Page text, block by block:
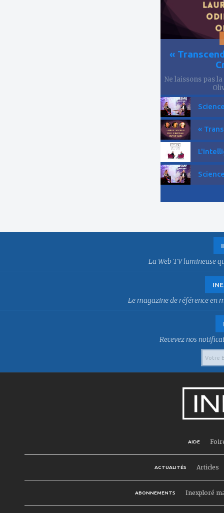
«
Ne laissons pas
«
La Web TV lumineuse
Le magazine de référence en
Recevez nos
AIDE
ACTUALITÉS Articles
ABONNEMENTS Inexploré